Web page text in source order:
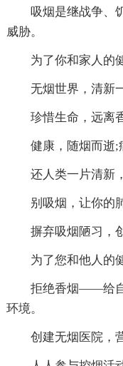
吸烟是继战争、
威胁。
为了你和家人的
无烟世界，清新
珍惜生命，远离
健康，随烟而逝;
还人类一片清新
别吸烟，让你的
摒弃吸烟陋习，
为了您和他人的
拒绝香烟——给
环境。
创建无烟医院，